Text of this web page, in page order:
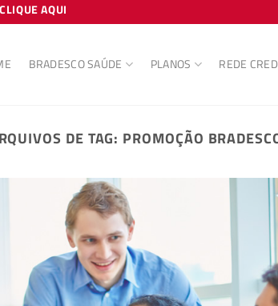
CLIQUE AQUI
BRADESCO SAÚDE PLANOS REDE
DE TAG: PROMOÇÃO